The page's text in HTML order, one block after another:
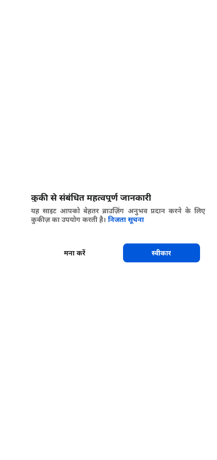
कुकी से संबंधित महत्वपूर्ण जानकारी
यह साइट आपको बेहतर ब्राउज़िंग अनुभव प्रदान करने के लिए
कुकीज़ का उपयोग करती है। निजता सूचना
मना करें स्वीकार